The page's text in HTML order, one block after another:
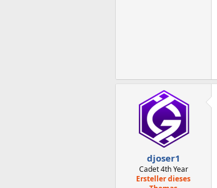
djoser1
Cadet 4th Year
Ersteller dieses